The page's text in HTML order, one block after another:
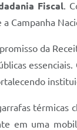
Fiscal.
Campanha
da
em uma